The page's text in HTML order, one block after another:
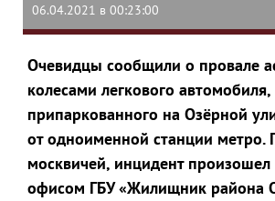
06.04.2021 в 00:23:00
Очевидцы сообщили о провале
колесами легкового автомобиля,
припаркованного на Озёрной
от одноименной станции метро.
москвичей, инцидент
офисом ГБУ «Жилищник района